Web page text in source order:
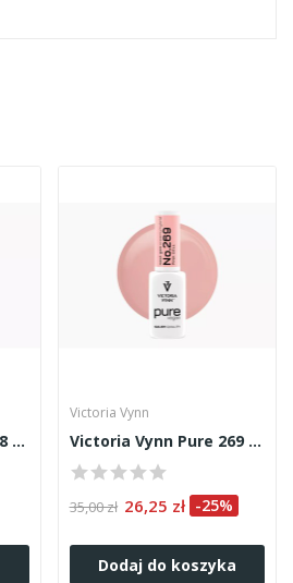
Victoria Vynn Pure 268 8ml
Victoria Vynn
Victoria Vynn Pure 269 8ml
35,00 zł 26,25 zł -25%
Dodaj do koszyka